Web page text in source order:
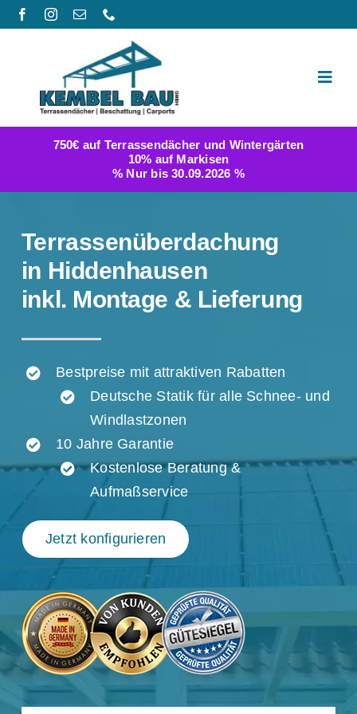
Zum
Produktwelt
FAQ
Konfigurator
750€ auf Terrassendächer und Wintergärten
10% auf Markisen
% Nur bis 30.09.2026 %
Terrassenüberdachung
in Hiddenhausen
inkl. Montage & Lieferung
Bestpreise mit attraktiven Rabatten
Deutsche Statik für alle Schnee- und
Windlastzonen
10 Jahre Garantie
Kostenlose Beratung &
Aufmaßservice
Jetzt konfigurieren